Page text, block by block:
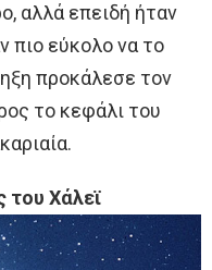
αλλά επειδή ήταν
πιο εύκολο να το
προκάλεσε τον
το κεφάλι του
του Χάλεϊ